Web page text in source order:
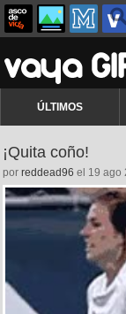
ÚLTIMOS
¡Quita coño!
por reddead96 el 19 ago